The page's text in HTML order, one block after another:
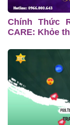
Chính Thức
CARE: Khỏe